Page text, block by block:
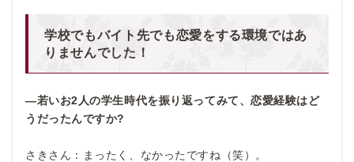
学校でもバイト先でも恋愛をする環境ではあ
りませんでした！
―若いお2 人の学生時代を振り返ってみて、恋愛経験はど
うだったんですか?
さきさん：まったく、なかったですね（笑）。